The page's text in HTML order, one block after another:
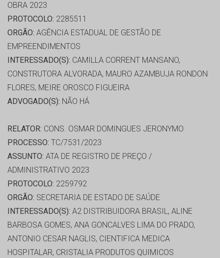
OBRA 2023
PROTOCOLO: 2285511
ORGÃO: AGÊNCIA ESTADUAL DE GESTÃO DE
EMPREENDIMENTOS
INTERESSADO(S): CAMILLA CORRENT MANSANO,
CONSTRUTORA ALVORADA, MAURO AZAMBUJA RONDON
FLORES, MEIRE OROSCO FIGUEIRA
ADVOGADO(S): NÃO HÁ
RELATOR: CONS. OSMAR DOMINGUES JERONYMO
PROCESSO: TC/7531/2023
ASSUNTO: ATA DE REGISTRO DE PREÇO /
ADMINISTRATIVO 2023
PROTOCOLO: 2259792
ORGÃO: SECRETARIA DE ESTADO DE SAÚDE
INTERESSADO(S): A2 DISTRIBUIDORA BRASIL, ALINE
BARBOSA GOMES, ANA GONCALVES LIMA DO PRADO,
ANTONIO CESAR NAGLIS, CIENTIFICA MEDICA
HOSPITALAR, CRISTALIA PRODUTOS QUIMICOS